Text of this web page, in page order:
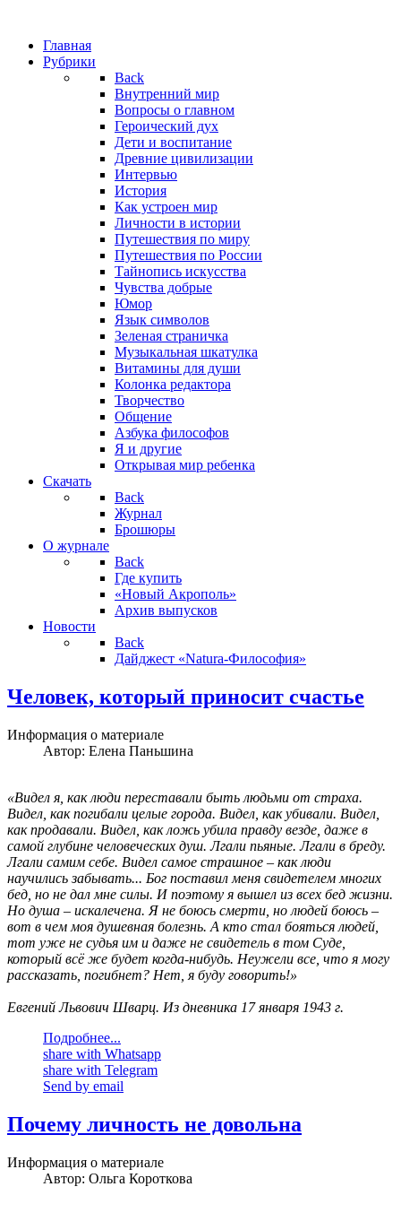
Главная
Рубрики
Back
Внутренний мир
Вопросы о главном
Героический дух
Дети и воспитание
Древние цивилизации
Интервью
История
Как устроен мир
Личности в истории
Путешествия по миру
Путешествия по России
Тайнопись искусства
Чувства добрые
Юмор
Язык символов
Зеленая страничка
Музыкальная шкатулка
Витамины для души
Колонка редактора
Творчество
Общение
Азбука философов
Я и другие
Открывая мир ребенка
Скачать
Back
Журнал
Брошюры
О журнале
Back
Где купить
«Новый Акрополь»
Архив выпусков
Новости
Back
Дайджест «Natura-Философия»
Человек, который приносит счастье
Информация о материале
Автор: Елена Паньшина
«Видел я, как люди переставали быть людьми от страха.
Видел, как погибали целые города. Видел, как убивали. Видел,
как продавали. Видел, как ложь убила правду везде, даже в
самой глубине человеческих душ. Лгали пьяные. Лгали в бреду.
Лгали самим себе. Видел самое страшное – как люди
научились забывать... Бог поставил меня свидетелем многих
бед, но не дал мне силы. И поэтому я вышел из всех бед жизни.
Но душа – искалечена. Я не боюсь смерти, но людей боюсь –
вот в чем моя душевная болезнь. А кто стал бояться людей,
тот уже не судья им и даже не свидетель в том Суде,
который всё же будет когда-нибудь. Неужели все, что я могу
рассказать, погибнет? Нет, я буду говорить!»
Евгений Львович Шварц. Из дневника 17 января 1943 г.
Подробнее...
share with Whatsapp
share with Telegram
Send by email
Почему личность не довольна
Информация о материале
Автор: Ольга Короткова